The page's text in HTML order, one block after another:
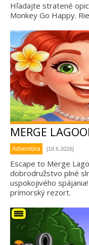
Hľadajte stratené
Monkey Go Happy.
MERGE
Adventúra [18.6.2026]
Escape to Merge
dobrodružstvo plné
uspokojivého
prímorský rezort.